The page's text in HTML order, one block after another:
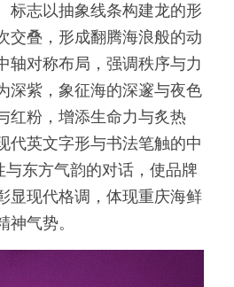
标志以抽象线条构建龙的形
交叠，形成翻腾海浪般的动
轴对称布局，强调秩序与力
深紫，象征海的深邃与夜色
红粉，增添生命力与炙热
代英文字形与书法笔触的中
与东方气韵的对话，使品牌
显现代格调，体现重庆海鲜
气势。